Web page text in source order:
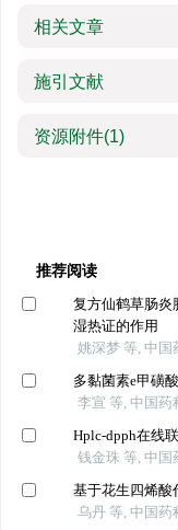
相关文章
施引文献
资源附件(1)
推荐阅读
复方仙鹤草肠炎
湿热证的作用
姚深梦 等, 中国
多黏菌素e甲磺
李宣 等, 中国药
Hplc-dpph在线
钱金珠 等, 中国
基于花生四烯酸
乌丹 等, 中国药